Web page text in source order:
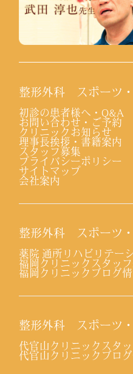
整形外科 スポーツ
初診の患者様へ・Q&A
お問い合わせ・ご予約
クリニックお知らせ
理事長挨拶・書籍案内
スタッフ募集
プライバシーポリシー
サイトマップ
会社案内
整形外科 スポーツ
薬院 通所リハビリテー
福岡クリニックスタッ
福岡クリニックブログ
整形外科 スポーツ
代官山クリニックスタ
代官山クリニックブロ